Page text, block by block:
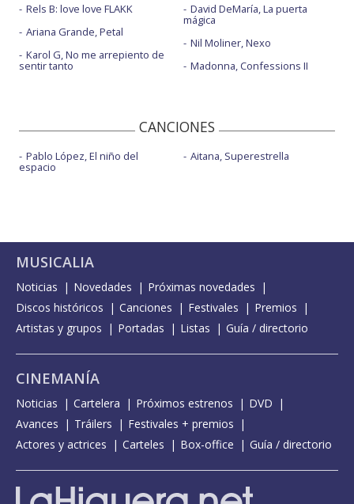
Rels B: love love FLAKK
Ariana Grande, Petal
Karol G, No me arrepiento de
sentir tanto
David DeMaría, La puerta
mágica
Nil Moliner, Nexo
Madonna, Confessions II
CANCIONES
Pablo López, El niño del
espacio
Aitana, Superestrella
MUSICALIA
Noticias Novedades
Próximas novedades
Discos históricos
Canciones Festivales
Premios
Artistas y grupos
Portadas Listas Guía / directorio
CINEMANÍA
Noticias Cartelera Próximos estrenos
DVD
Avances
Tráilers
Festivales + premios
Actores y actrices
Carteles Box-office Guía / directorio